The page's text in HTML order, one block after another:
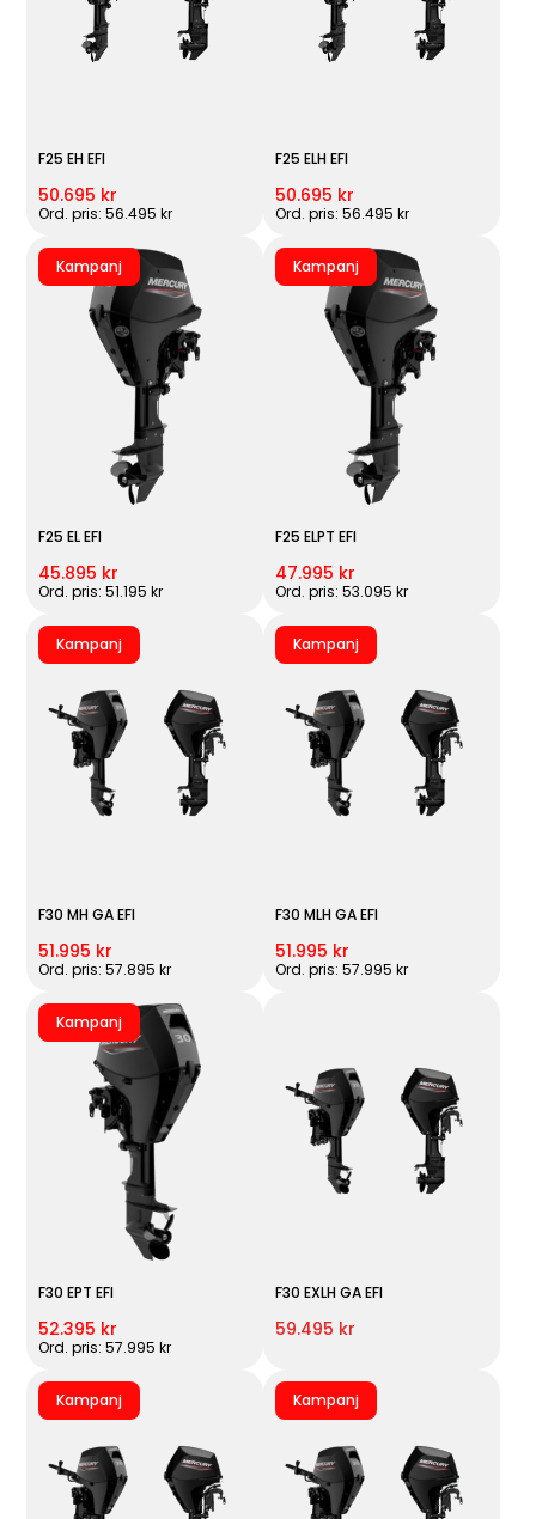
F25 EH EFI
50.695 kr
Ord. pris: 56.495 kr
F25 ELH EFI
50.695 kr
Ord. pris: 56.495 kr
Kampanj
F25 EL EFI
45.895 kr
Ord. pris: 51.195 kr
Kampanj
F25 ELPT EFI
47.995 kr
Ord. pris: 53.095 kr
Kampanj
F30 MH GA EFI
51.995 kr
Ord. pris: 57.895 kr
Kampanj
F30 MLH GA EFI
51.995 kr
Ord. pris: 57.995 kr
Kampanj
F30 EPT EFI
52.395 kr
Ord. pris: 57.995 kr
F30 EXLH GA EFI
59.495 kr
Kampanj Kampanj